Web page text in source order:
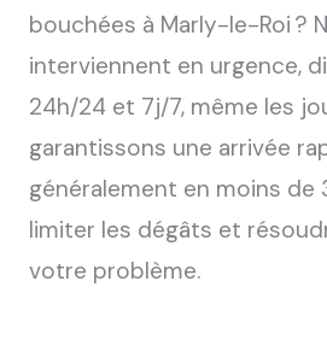
bouchées à Marly-le-Roi ?
interviennent en urgence,
24h/24 et 7j/7, même les
garantissons une arrivée
généralement en moins de
limiter les dégâts et
votre problème.